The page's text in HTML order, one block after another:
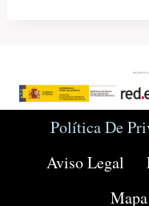
Política De
Aviso Legal